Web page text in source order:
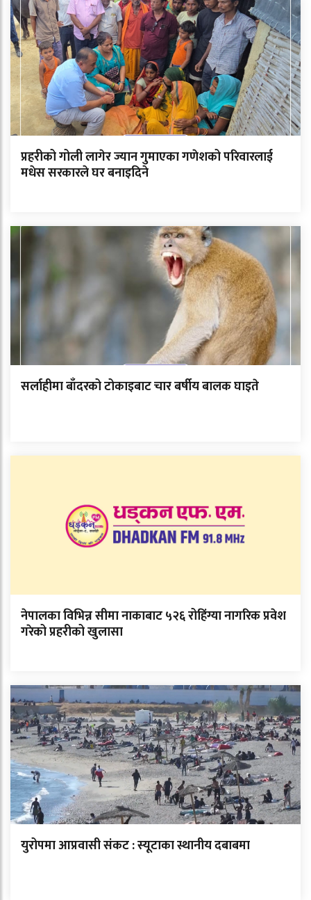
प्रहरीको गोली लागेर ज्यान गुमाएका गणेशको परिवारलाई
मधेस सरकारले घर बनाइदिने
सर्लाहीमा बाँदरको टोकाइबाट चार बर्षीय बालक घाइते
नेपालका विभिन्न सीमा नाकाबाट ५२६ रोहिंग्या नागरिक प्रवेश
गरेको प्रहरीको खुलासा
युरोपमा आप्रवासी संकट : स्यूटाका स्थानीय दबाबमा